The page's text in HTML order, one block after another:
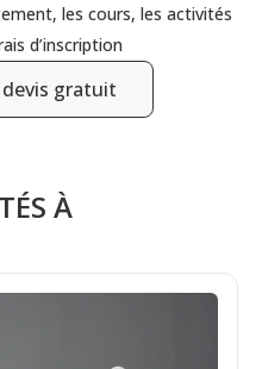
les cours, les activités
d’inscription
gratuit
À